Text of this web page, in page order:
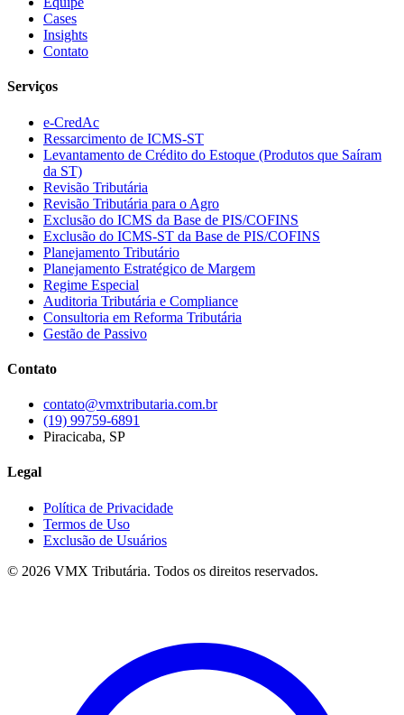
Cases
Insights
Contato
Serviços
e-CredAc
Ressarcimento de ICMS-ST
Levantamento de Crédito do Estoque (Produtos que Saíram
da ST)
Revisão Tributária
Revisão Tributária para o Agro
Exclusão do ICMS da Base de PIS/COFINS
Exclusão do ICMS-ST da Base de PIS/COFINS
Planejamento Tributário
Planejamento Estratégico de Margem
Regime Especial
Auditoria Tributária e Compliance
Consultoria em Reforma Tributária
Gestão de Passivo
Contato
contato@vmxtributaria.com.br
(19) 99759-6891
Piracicaba, SP
Legal
Política de Privacidade
Termos de Uso
Exclusão de Usuários
© 2026 VMX Tributária. Todos os direitos reservados.